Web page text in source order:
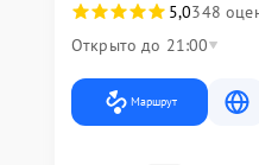
5,0348
Открыто до 21:00
Маршрут